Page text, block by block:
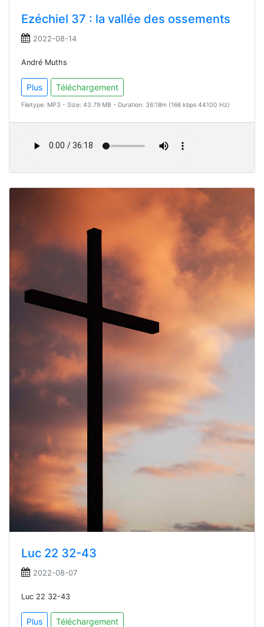
Ezéchiel 37 : la vallée des ossements
2022-08-14
André Muths
Plus Téléchargement
Filetype: MP3 - Size: 43.79 MB - Duration: 36:18m (166 kbps 44100 Hz)
Luc 22 32-43
2022-08-07
Luc 22 32-43
Plus Téléchargement